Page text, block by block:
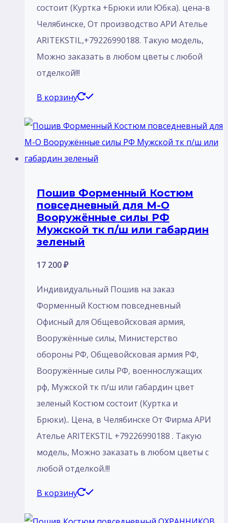
состоит (Куртка +Брюки или Юбка). цена-в
Челябинске, От производство АРИ Ателье
ARITEKSTIL,+79226990188. Такую модель,
Mожно заказать в любом цветы с любой
отделкой!!!
В корзину
Пошив Форменный Костюм
повседневный для М-О
Вооружённые силы РФ
Мужской тк п/ш или габардин
зеленый
17 200₽
Индивидуальный Пошив на заказ
Форменный Костюм повседневный
Офисный для Общевойсковая армия,
Вооружённые силы, Министерство
обороны РФ, Общевойсковая армия РФ,
Вооружённые силы РФ, военнослужащих
рф, Мужской тк п/ш или габардин цвет
зеленый Костюм состоит (Куртка и
Брюки).. Цена, в Челябинске От Фирма АРИ
Ателье ARITEKSTIL +79226990188 . Такую
модель, Mожно заказать в любом цветы с
любой отделкой.!!!
В корзину